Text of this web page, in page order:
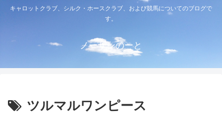
キャロットクラブ、シルク・ホースクラブ、および競馬についてのブログで
す。
ノーザンのーと
ツルマルワンピース